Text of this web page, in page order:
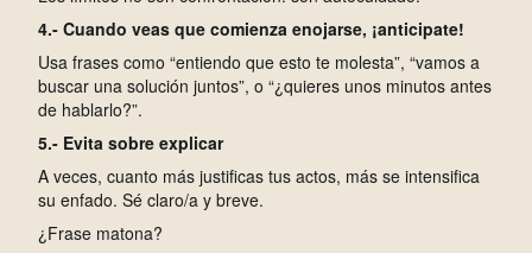
4.- Cuando veas que comienza enojarse, ¡anticipate!
Usa frases como “entiendo que esto te molesta”, “vamos a
buscar una solución juntos”, o “¿quieres unos minutos antes
de hablarlo?”.
5.- Evita sobre explicar
A veces, cuanto más justificas tus actos, más se intensifica
su enfado. Sé claro/a y breve.
¿Frase matona?